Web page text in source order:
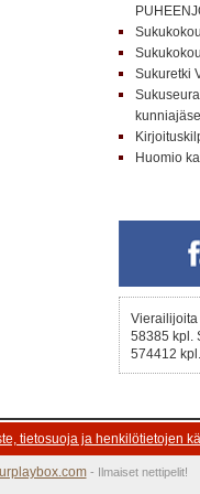
Sukuretki
Huomio
Vierailijoita
58385 kpl.
574412 kpl.
tietosuoja ja henkilötietojen
- Ilmaiset nettipelit!